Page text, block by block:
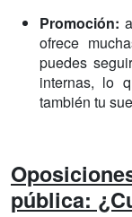
Promoción:
ofrece
puedes
internas, lo
también tu
pública: